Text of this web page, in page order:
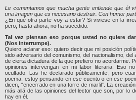
Le comentamos que mucha gente entiende que él
una imagen que es necesario destruir. Con humor
¿En qué otra parte voy a estar? Si viviese en la
pero, hasta ahora, no ha sucedido.
Tal vez piensan eso porque usted no quiere
(Nos interrumpe).
Quiero aclarar eso: quiero decir que mi posición
sido adversario del comunismo, del nacionalismo, del
de cierta dictadura de la que prefiero no acordarme.
opiniones intervengan en mi labor literaria. Eso
ocultado. Las he declarado públicamente, pero
poema, estoy pensando en ese cuento o en ese
dicen, “encerrado en una torre de marfil”. La
más allá de las opiniones del lector que son, por lo
hay en él.